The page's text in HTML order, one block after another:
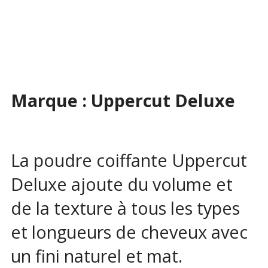
Marque : Uppercut Deluxe
La poudre coiffante Uppercut
Deluxe ajoute du volume et
de la texture à tous les types
et longueurs de cheveux avec
un fini naturel et mat.